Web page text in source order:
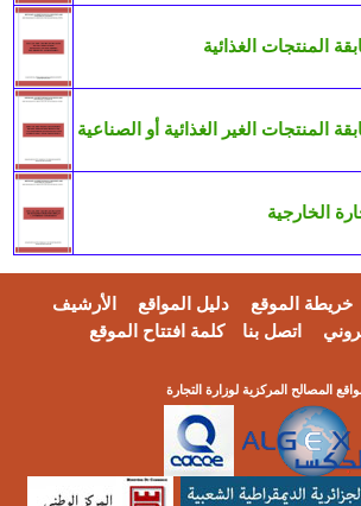
المنتجات الغذائية
الغير الغذائية أو الصناعية
الخارجية
خريطة الموقع دليل المواقع
الأرشيف
اتصل بنا كلمة افتتاح الموقع
المصالح المركزية لوزارة التجارة